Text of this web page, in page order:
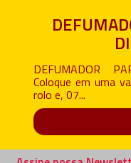
DEFUMADOR
Coloque em uma
rolo e, 07...